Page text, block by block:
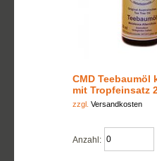
CMD Teebaumöl
mit Tropfeinsatz
zzgl. Versandkosten
Anzahl: